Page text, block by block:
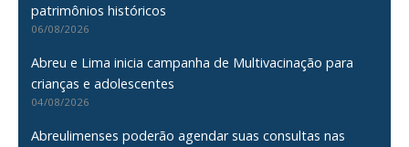
patrimônios históricos
06/08/2026
Abreu e Lima inicia campanha de Multivacinação para
crianças e adolescentes
04/08/2026
Abreulimenses poderão agendar suas consultas nas